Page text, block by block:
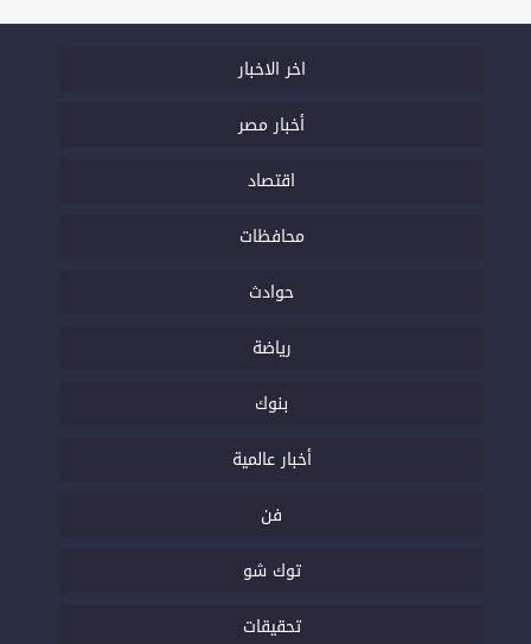
اخر الاخبار
أخبار مصر
اقتصاد
محافظات
حوادث
رياضة
بنوك
أخبار عالمية
فن
توك شو
تحقيقات